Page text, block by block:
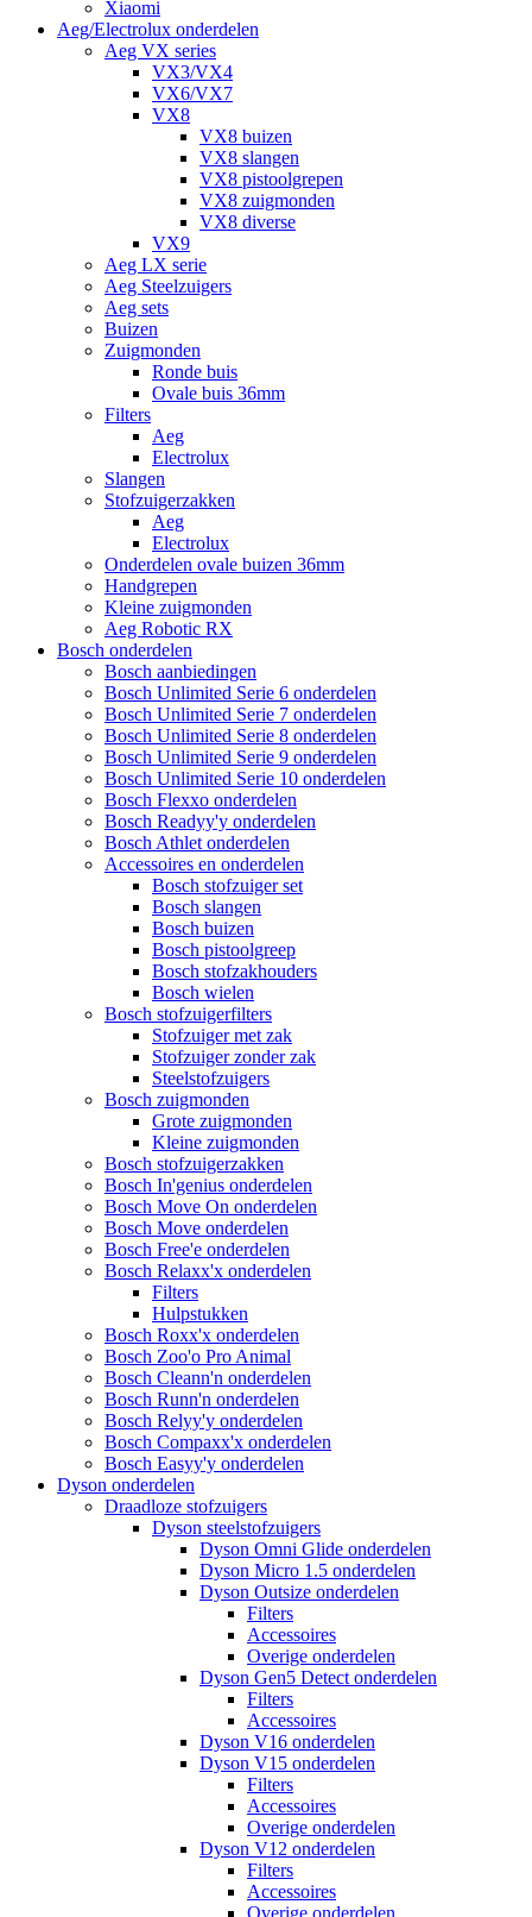
Xiaomi
Aeg/Electrolux onderdelen
Aeg VX series
VX3/VX4
VX6/VX7
VX8
VX8 buizen
VX8 slangen
VX8 pistoolgrepen
VX8 zuigmonden
VX8 diverse
VX9
Aeg LX serie
Aeg Steelzuigers
Aeg sets
Buizen
Zuigmonden
Ronde buis
Ovale buis 36mm
Filters
Aeg
Electrolux
Slangen
Stofzuigerzakken
Aeg
Electrolux
Onderdelen ovale buizen 36mm
Handgrepen
Kleine zuigmonden
Aeg Robotic RX
Bosch onderdelen
Bosch aanbiedingen
Bosch Unlimited Serie 6 onderdelen
Bosch Unlimited Serie 7 onderdelen
Bosch Unlimited Serie 8 onderdelen
Bosch Unlimited Serie 9 onderdelen
Bosch Unlimited Serie 10 onderdelen
Bosch Flexxo onderdelen
Bosch Readyy'y onderdelen
Bosch Athlet onderdelen
Accessoires en onderdelen
Bosch stofzuiger set
Bosch slangen
Bosch buizen
Bosch pistoolgreep
Bosch stofzakhouders
Bosch wielen
Bosch stofzuigerfilters
Stofzuiger met zak
Stofzuiger zonder zak
Steelstofzuigers
Bosch zuigmonden
Grote zuigmonden
Kleine zuigmonden
Bosch stofzuigerzakken
Bosch In'genius onderdelen
Bosch Move On onderdelen
Bosch Move onderdelen
Bosch Free'e onderdelen
Bosch Relaxx'x onderdelen
Filters
Hulpstukken
Bosch Roxx'x onderdelen
Bosch Zoo'o Pro Animal
Bosch Cleann'n onderdelen
Bosch Runn'n onderdelen
Bosch Relyy'y onderdelen
Bosch Compaxx'x onderdelen
Bosch Easyy'y onderdelen
Dyson onderdelen
Draadloze stofzuigers
Dyson steelstofzuigers
Dyson Omni Glide onderdelen
Dyson Micro 1.5 onderdelen
Dyson Outsize onderdelen
Filters
Accessoires
Overige onderdelen
Dyson Gen5 Detect onderdelen
Filters
Accessoires
Dyson V16 onderdelen
Dyson V15 onderdelen
Filters
Accessoires
Overige onderdelen
Dyson V12 onderdelen
Filters
Accessoires